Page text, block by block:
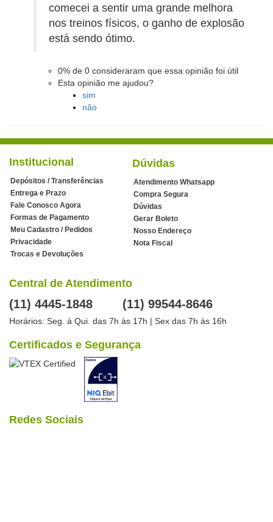
comecei a sentir uma grande melhora
nos treinos físicos, o ganho de explosão
está sendo ótimo.
0% de 0 consideraram que essa opinião foi útil
Esta opinião me ajudou?
sim
não
Institucional
Depósitos / Transferências
Entrega e Prazo
Fale Conosco Agora
Formas de Pagamento
Meu Cadastro / Pedidos
Privacidade
Trocas e Devoluções
Dúvidas
Atendimento Whatsapp
Compra Segura
Dúvidas
Gerar Boleto
Nosso Endereço
Nota Fiscal
Central de Atendimento
(11) 4445-1848 (11) 99544-8646
Horários: Seg. à Qui. das 7h às 17h | Sex das 7h às 16h
Certificados e Segurança
Redes Sociais